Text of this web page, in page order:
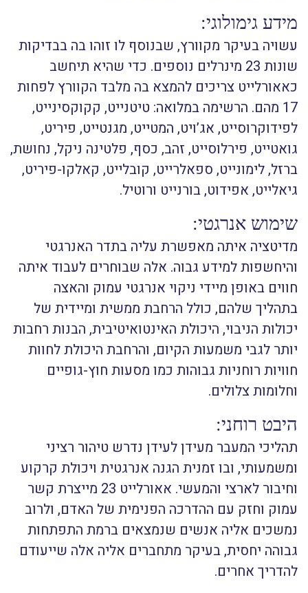
מידע גימולוגי:
עשויה בעיקר מקוורץ, שבנוסף לו זוהו בה בבדיקות
שונות 23 מינרלים נוספים. כדי שהיא תיחשב
כאאורלייט צריכים להמצא בה מלבד הקוורץ לפחות
17 מהם. הרשימה במלואה: טיטנייט, קקוקסינייט,
לפידוקרוסייט, אג’ויט, המטייט, מגנטייט, פיריט,
גואטייט, פירלוסייט, זהב, כסף, פלטינה ניקל, נחושת,
ברזל, לימונייט, ספאלרייט, קובלייט, קאלקו-פיריט,
גיאלייט, אפידוט, בורנייט ורוטיל.
שימוש אנרגטי:
מדיטציה איתה מאפשרת עליה בתדר האנרגטי
והיחשפות למידע גבוה. אלה שבוחרים לעבוד איתה
חווים באופן מיידי ניקוי אנרגטי עמוק והאצה
בתהליך שלהם, כולל הרחבת ממשית ומיידית של
יכולות הניבוי, היכולת האינטואיטיבית, הבנות רחבות
יותר לגבי משמעות הקיום, והרחבת היכולת לחוות
חוויות רוחניות גבוהות כמו מסעות חוץ-גופיים
וחלומות צלולים.
היבט רוחני:
תהליכי המעבר מעידן לעידן נדרש טיהור רציני
ומשמעותי, ובו זמנית הגנה אנרגטית ויכולת קרקוע
וחיבור לארצי והמעשי. אאורלייט 23 מייצרת קשר
עמוק וחזק עם ההדרכה הפנימית של האדם, ולרוב
נמשכים אליה אנשים שנמצאים ברמת התפתחות
גבוהה יחסית, בעיקר מתחברים אליה אלה שייעודם
להדריך אחרים.